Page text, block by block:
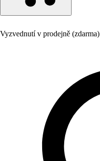
Vyzvednutí v prodejně (zdarma)